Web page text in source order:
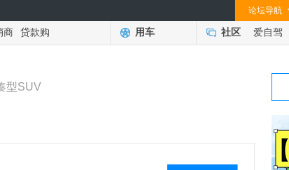
论坛导航
商 贷款购 用车 社区 爱自驾
型SUV